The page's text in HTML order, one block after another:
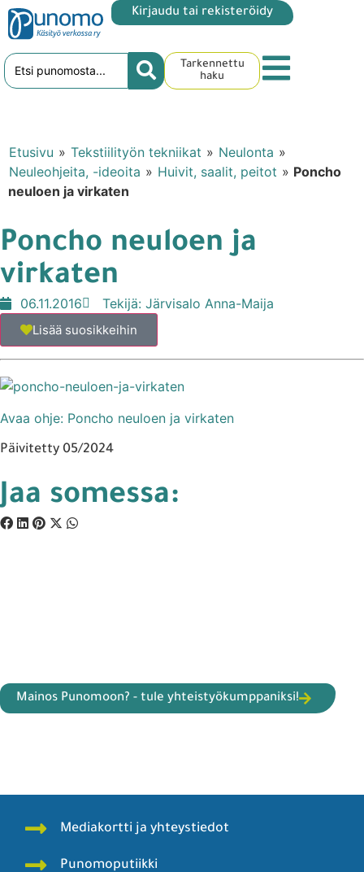
Kirjaudu tai rekisteröidy
Tarkennettu
haku
Etusivu » Tekstiilityön tekniikat » Neulonta »
Neuleohjeita, -ideoita » Huivit, saalit, peitot » Poncho
neuloen ja virkaten
Poncho neuloen ja
virkaten
06.11.2016 Tekijä: Järvisalo Anna-Maija
Lisää suosikkeihin
Avaa ohje: Poncho neuloen ja virkaten
Päivitetty 05/2024
Jaa somessa:
Mainos Punomoon? - tule yhteistyökumppaniksi!
Mediakortti ja yhteystiedot
Punomoputiikki